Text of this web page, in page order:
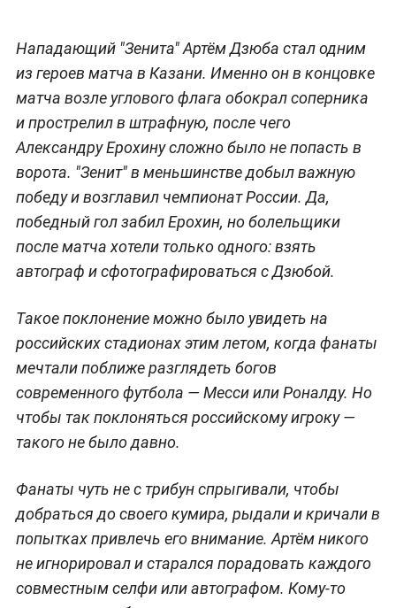
Нападающий "Зенита" Артём Дзюба стал одним
из героев матча в Казани. Именно он в концовке
матча возле углового флага обокрал соперника
и прострелил в штрафную, после чего
Александру Ерохину сложно было не попасть в
ворота. "Зенит" в меньшинстве добыл важную
победу и возглавил чемпионат России. Да,
победный гол забил Ерохин, но болельщики
после матча хотели только одного: взять
автограф и сфотографироваться с Дзюбой.
Такое поклонение можно было увидеть на
российских стадионах этим летом, когда фанаты
мечтали поближе разглядеть богов
современного футбола — Месси или Роналду. Но
чтобы так поклоняться российскому игроку —
такого не было давно.
Фанаты чуть не с трибун спрыгивали, чтобы
добраться до своего кумира, рыдали и кричали в
попытках привлечь его внимание. Артём никого
не игнорировал и старался порадовать каждого
совместным селфи или автографом. Кому-то